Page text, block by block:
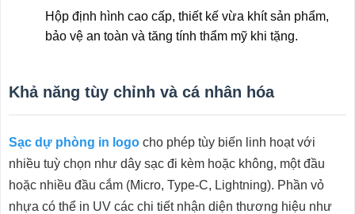
Hộp định hình cao cấp, thiết kế vừa khít sản phẩm,
bảo vệ an toàn và tăng tính thẩm mỹ khi tặng.
Khả năng tùy chỉnh và cá nhân hóa
Sạc dự phòng in logocho phép tùy biến linh hoạt với
nhiều tuỳ chọn như dây sạc đi kèm hoặc không, một đầu
hoặc nhiều đầu cắm (Micro, Type-C, Lightning). Phần vỏ
nhựa có thể in UV các chi tiết nhận diện thương hiệu như